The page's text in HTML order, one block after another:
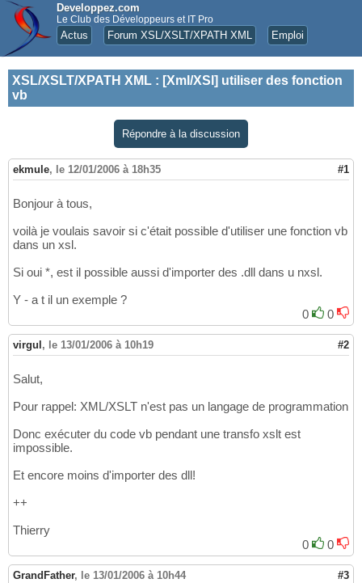
Developpez.com
Le Club des Développeurs et IT Pro
Actus Forum XSL/XSLT/XPATH XML Emploi
XSL/XSLT/XPATH XML : [Xml/XSl] utiliser des fonction
vb
Répondre à la discussion
ekmule, le 12/01/2006 à 18h35 #1
Bonjour à tous,
voilà je voulais savoir si c'était possible d'utiliser une fonction vb
dans un xsl.
Si oui *, est il possible aussi d'importer des .dll dans u nxsl.
Y - a t il un exemple ?
0
0
virgul , le 13/01/2006 à 10h19 #2
Salut,
Pour rappel: XML/XSLT n'est pas un langage de programmation
Donc exécuter du code vb pendant une transfo xslt est
impossible.
Et encore moins d'importer des dll!
++
Thierry
0
0
GrandFather, le 13/01/2006 à 10h44 #3